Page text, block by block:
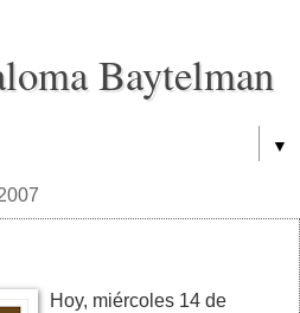
Baytelman
▼
Hoy, miércoles 14 de